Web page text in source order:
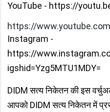
YouTube - https://
https://
Instagram -
https://
igshid=Yzg5MTU1MDY=
DIDM सत्य निकेतन की इस
आपको DIDM सत्य निकेतन में